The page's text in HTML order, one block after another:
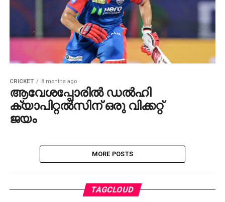
CRICKET 8 months ago
ആവേശപ്പോരില്‍ ഡല്‍ഹി
ക്യാപിറ്റല്‍സിന് ഒരു വിക്കറ്റ്
ജയം
MORE POSTS
TAGCLOUD